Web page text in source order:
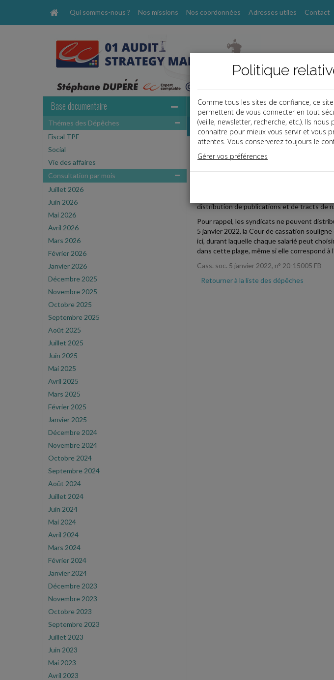
Qui sommes-nous ? Nos missions Nos coordonnées Adresses utiles Contact
Base documentaire
Thémes des Dépêches
Fiscal TPE
Social
Vie des affaires
Consultation par mois
Juillet 2026
Juin 2026
Mai 2026
Avril 2026
Mars 2026
Février 2026
Janvier 2026
Décembre 2025
Novembre 2025
Octobre 2025
Septembre 2025
Août 2025
Juillet 2025
Juin 2025
Mai 2025
Avril 2025
Mars 2025
Février 2025
Janvier 2025
Décembre 2024
Novembre 2024
Octobre 2024
Septembre 2024
Août 2024
Juillet 2024
Juin 2024
Mai 2024
Avril 2024
Mars 2024
Février 2024
Janvier 2024
Décembre 2023
Novembre 2023
Octobre 2023
Septembre 2023
Juillet 2023
Juin 2023
Mai 2023
Avril 2023
Dépêches
Date: 2022-01-28
DISTRIBUTION DES TRACTS
Dans cette affaire, un syndicat a fait
distribution de publications et de tracts de
Pour rappel, les syndicats ne peuvent
5 janvier 2022, la Cour de cassation
ici, durant laquelle chaque salarié peut
dans cette plage, même si elle correspond à
Cass. soc. 5 janvier 2022, n° 20-15005 FB
Retourner à la liste des dépêches
Politique
Comme tous les sites de confiance, ce
permettent de vous connecter en tout
(veille, newsletter, recherche, etc.). Ils
connaitre pour mieux vous servir et vous
attentes. Vous conserverez toujours le
Gérer vos préférences